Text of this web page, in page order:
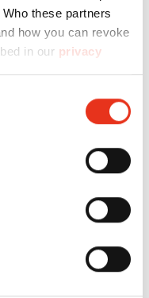
these partners
how you can revoke
in our privacy
4026631032520